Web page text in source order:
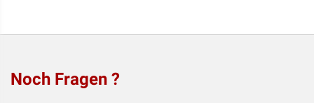
Noch Fragen ?